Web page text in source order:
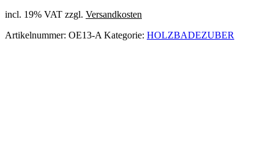
incl. 19% VAT zzgl. Versandkosten
Artikelnummer: OE13-A Kategorie: HOLZBADEZUBER